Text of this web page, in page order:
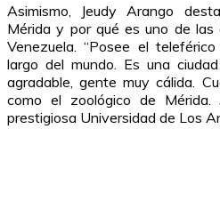
Asimismo, Jeudy Arango
Mérida y por qué es uno de las
Venezuela. “Posee el
largo del mundo. Es una
agradable, gente muy cálida.
como el zoológico de Mérida.
prestigiosa Universidad de Los